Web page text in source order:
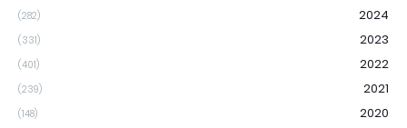
2024
(282)
2023
(331)
2022
(401)
2021
(239)
2020
(148)